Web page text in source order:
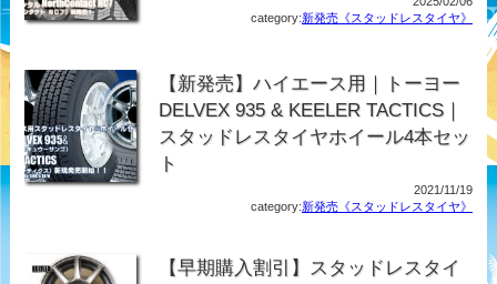
category:新発売《スタッドレスタイヤ》
【新発売】ハイエース用｜トーヨー
DELVEX 935 & KEELER TACTICS｜
スタッドレスタイヤホイール4本セッ
ト
2021/11/19
category:新発売《スタッドレスタイヤ》
【早期購入割引】スタッドレスタイ